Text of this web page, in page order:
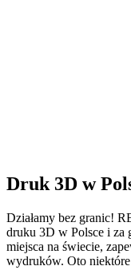
Druk 3D w
Działamy bez granic!
druku 3D w Polsce i za
miejsca na świecie,
wydruków. Oto